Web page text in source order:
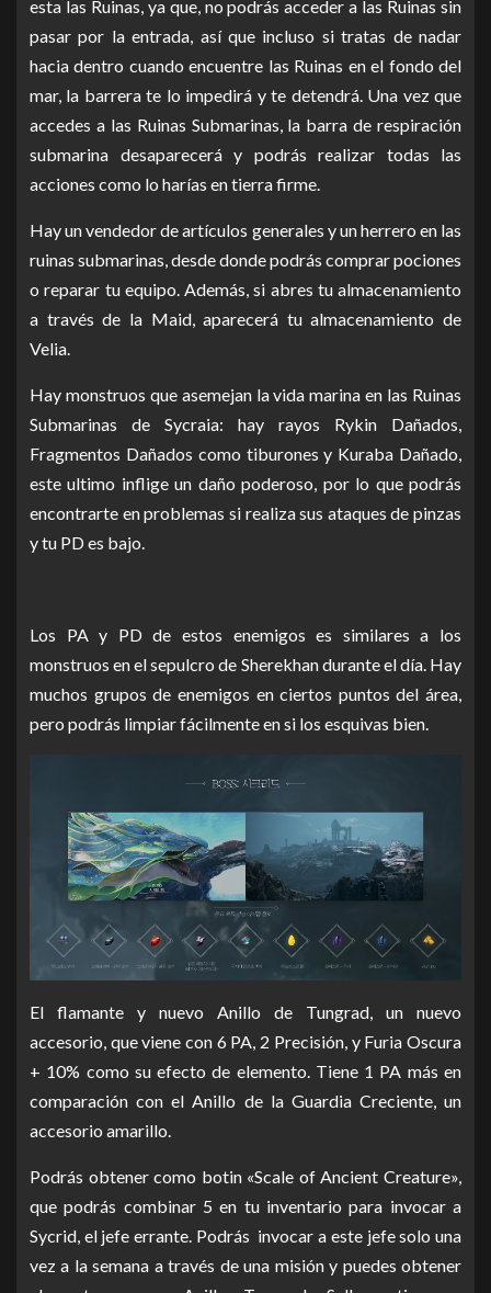
esta las Ruinas, ya que, no podrás acceder a las Ruinas sin
pasar por la entrada, así que incluso si tratas de nadar
hacia dentro cuando encuentre las Ruinas en el fondo del
mar, la barrera te lo impedirá y te detendrá. Una vez que
accedes a las Ruinas Submarinas, la barra de respiración
submarina desaparecerá y podrás realizar todas las
acciones como lo harías en tierra firme.
Hay un vendedor de artículos generales y un herrero en las
ruinas submarinas, desde donde podrás comprar pociones
o reparar tu equipo. Además, si abres tu almacenamiento
a través de la Maid, aparecerá tu almacenamiento de
Velia.
Hay monstruos que asemejan la vida marina en las Ruinas
Submarinas de Sycraia: hay rayos Rykin Dañados,
Fragmentos Dañados como tiburones y Kuraba Dañado,
este ultimo inflige un daño poderoso, por lo que podrás
encontrarte en problemas si realiza sus ataques de pinzas
y tu PD es bajo.
Los PA y PD de estos enemigos es similares a los
monstruos en el sepulcro de Sherekhan durante el día. Hay
muchos grupos de enemigos en ciertos puntos del área,
pero podrás limpiar fácilmente en si los esquivas bien.
El flamante y nuevo Anillo de Tungrad, un nuevo
accesorio, que viene con 6 PA, 2 Precisión, y Furia Oscura
+ 10% como su efecto de elemento. Tiene 1 PA más en
comparación con el Anillo de la Guardia Creciente, un
accesorio amarillo.
Podrás obtener como botin «Scale of Ancient Creature»,
que podrás combinar 5 en tu inventario para invocar a
Sycrid, el jefe errante. Podrás invocar a este jefe solo una
vez a la semana a través de una misión y puedes obtener